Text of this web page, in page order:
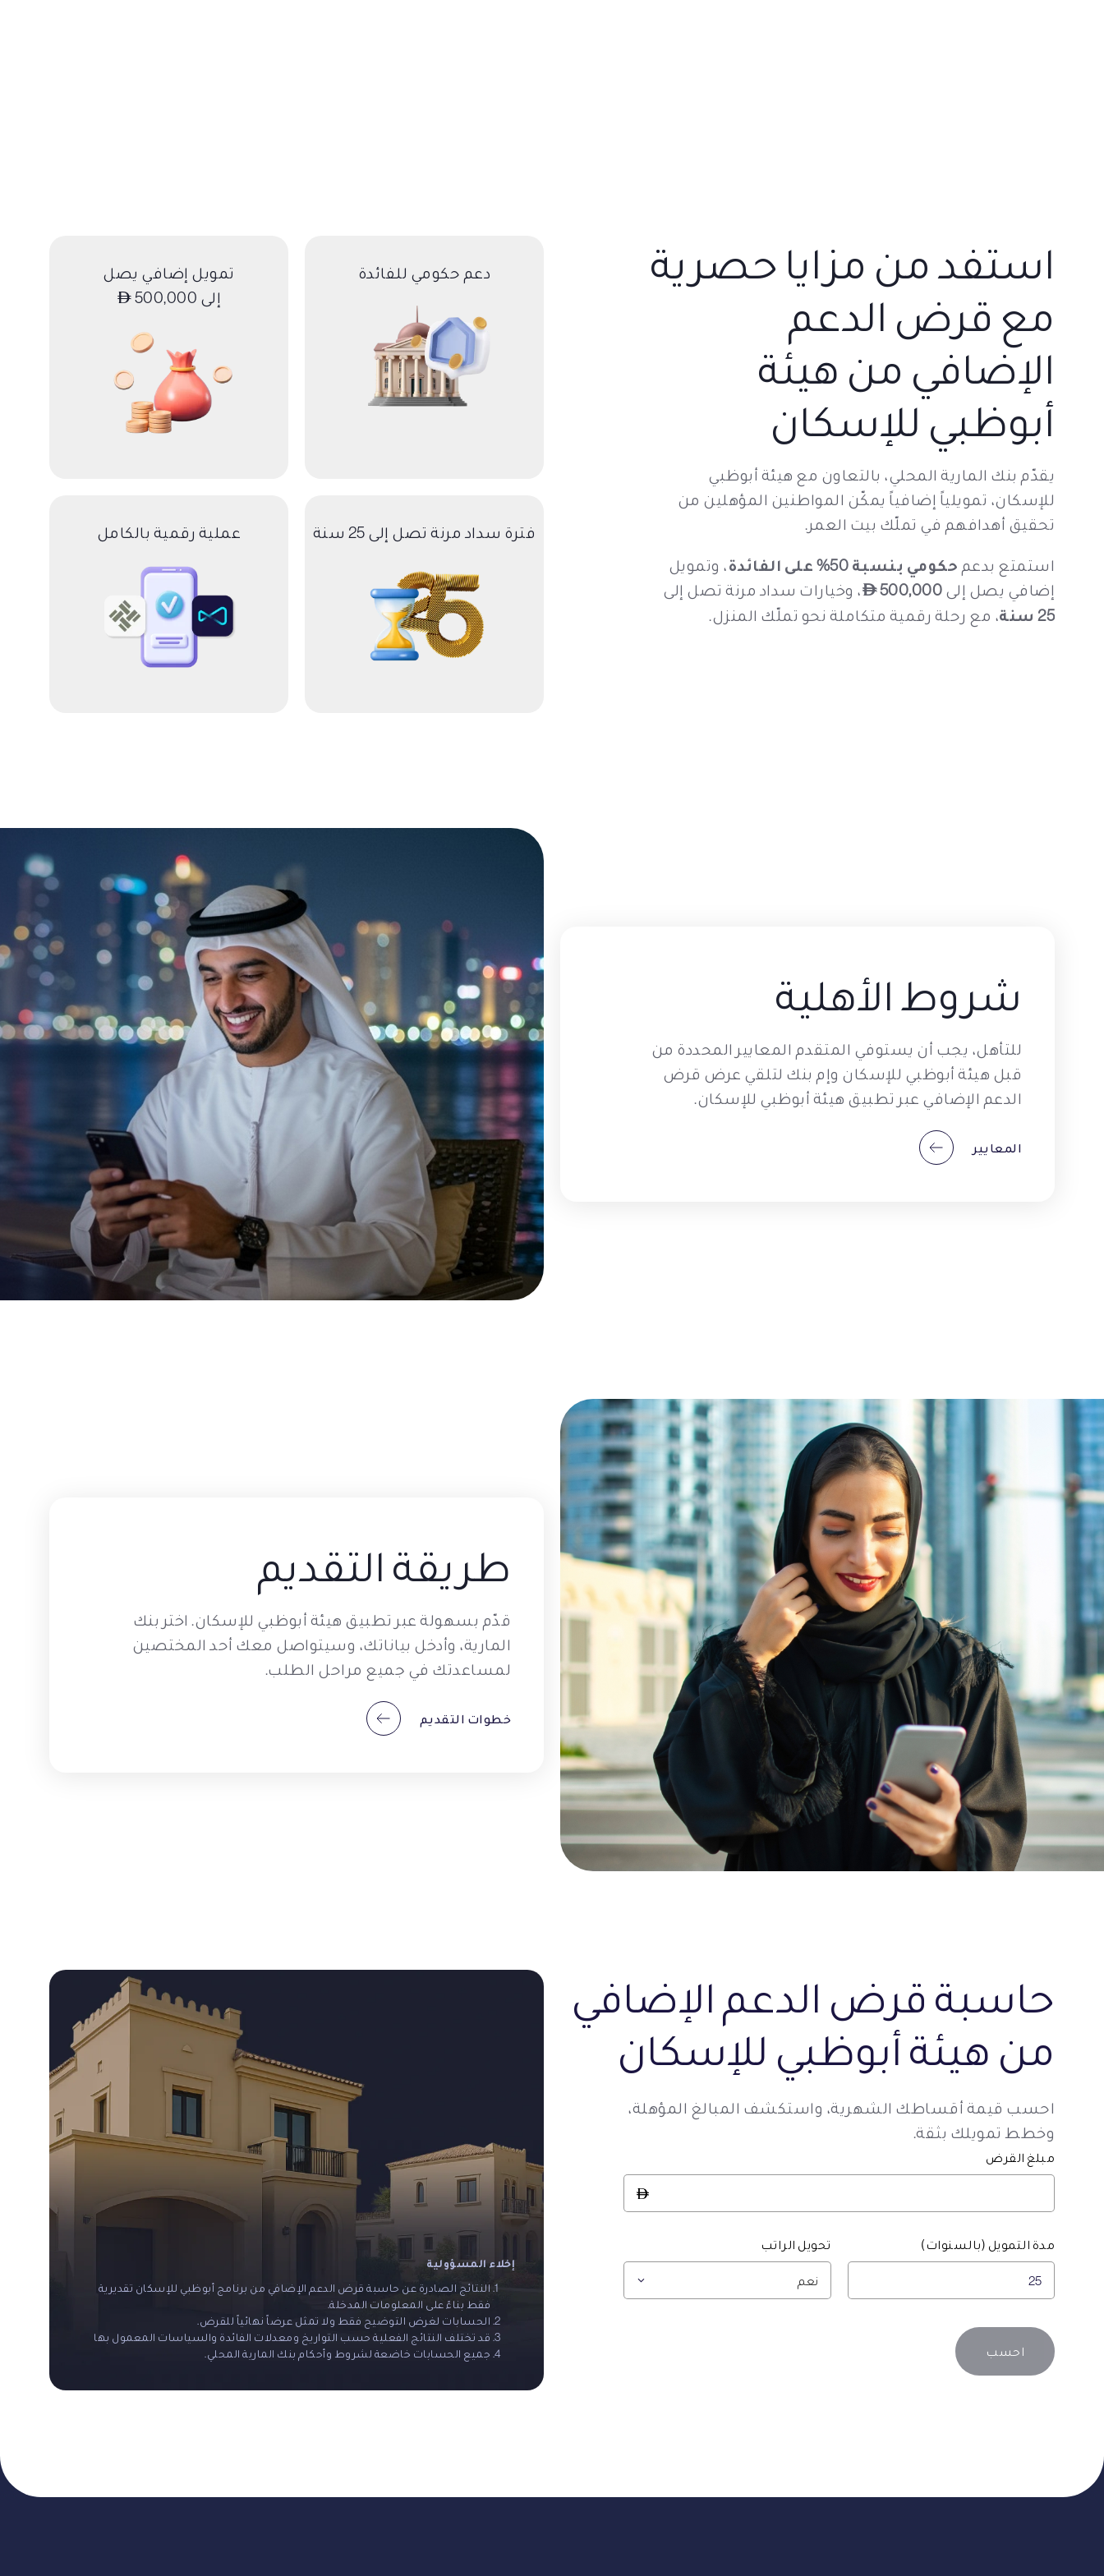
استفد من مزايا حصرية
مع قرض الدعم
الإضافي من هيئة
أبوظبي للإسكان
يقدّم بنك المارية المحلي، بالتعاون مع هيئة أبوظبي
للإسكان، تمويلياً إضافياً يمكّن المواطنين المؤهلين من
تحقيق أهدافهم في تملّك بيت العمر.
استمتع بدعم حكومي بنسبة 50% على الفائدة
، وتمويل
إضافي يصل إلى 500,000
AED، وخيارات سداد مرنة تصل إلى
25 سنة
، مع رحلة رقمية متكاملة نحو تملّك المنزل.
AED
دعم حكومي للفائدة
تمويل إضافي يصل
إلى 500,000
AED
فترة سداد مرنة تصل إلى 25 سنة عملية رقمية بالكامل
شروط الأهلية
للتأهل، يجب أن يستوفي المتقدم المعايير المحددة من
قبل هيئة أبوظبي للإسكان وإم بنك لتلقي عرض قرض
الدعم الإضافي عبر تطبيق هيئة أبوظبي للإسكان.
المعايير
طريقة التقديم
قدّم بسهولة عبر تطبيق هيئة أبوظبي للإسكان. اختر بنك
المارية، وأدخل بياناتك، وسيتواصل معك أحد المختصين
لمساعدتك في جميع مراحل الطلب.
خطوات التقديم
حاسبة قرض الدعم الإضافي
من هيئة أبوظبي للإسكان
احسب قيمة أقساطك الشهرية، واستكشف المبالغ المؤهلة،
وخطط تمويلك بثقة.
مبلغ القرض
مدة التمويل (بالسنوات) تحويل الراتب
احسب
إخلاء المسؤولية
النتائج الصادرة عن حاسبة قرض الدعم الإضافي من برنامج أبوظبي للإسكان تقديرية
فقط بناءً على المعلومات المدخلة.
الحسابات لغرض التوضيح فقط ولا تمثل عرضاً نهائياً للقرض.
قد تختلف النتائج الفعلية حسب التواريخ ومعدلات الفائدة والسياسات المعمول بها
جميع الحسابات خاضعة لشروط وأحكام بنك المارية المحلي.